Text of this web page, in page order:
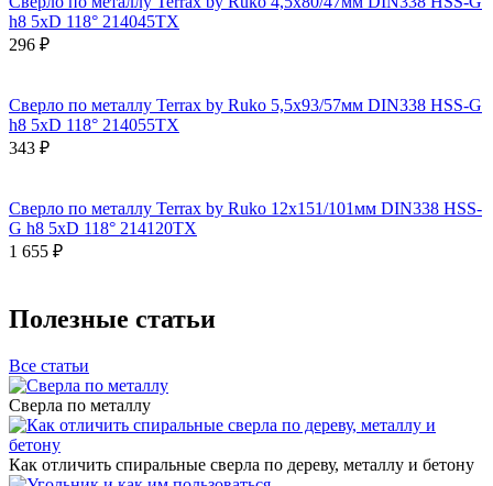
h8 5xD 118° 214045TX
296 ₽
Сверло по металлу Terrax by Ruko 5,5x93/57мм DIN338 HSS-G
h8 5xD 118° 214055TX
343 ₽
Сверло по металлу Terrax by Ruko 12x151/101мм DIN338 HSS-
G h8 5xD 118° 214120TX
1 655 ₽
Полезные статьи
Все статьи
Сверла по металлу
Как отличить спиральные сверла по дереву, металлу и бетону